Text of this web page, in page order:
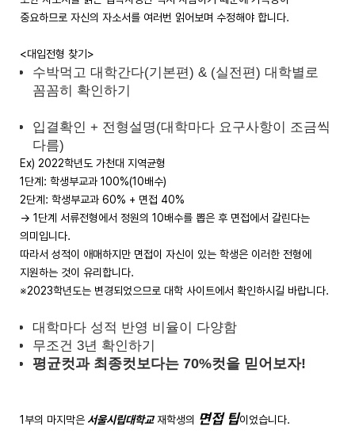
중요하므로 자신의 자소서를 여러번 읽어보며 수정해야 합니다.
<대입전형 찾기>
수박먹고 대학간다(기본편) & (실전편) 대학별로
꼼꼼히 확인하기
입결확인 + 전형설명(대학마다 요구사항이 조금씩
다름)
Ex) 2022학년도 가천대 지역균형
1단계: 학생부교과 100%(10배수)
2단계: 학생부교과 60% + 면접 40%
→ 1단계 서류전형에서 정원의 10배수를 뽑은 후 면접에서 갈린다는
의미입니다.
따라서 성적이 애매하지만 면접이 자신이 있는 학생은 이러한 전형에
지원하는 것이 유리합니다.
※2023학년도는 변경되었으므로 대학 사이트에서 확인하시길 바랍니다.
대학마다 성적 반영 비율이 다양함
무조건 3년 확인하기
평균컷과 최종컷보다는 70%컷을 믿어보자!
1부의 마지막은 서울시립대학교재학생의 면접 팁이었습니다.